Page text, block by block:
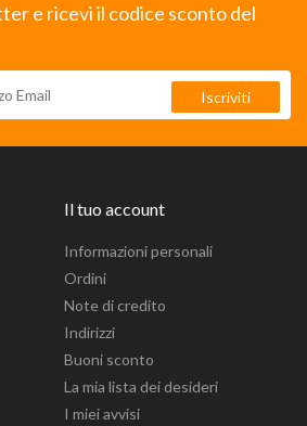
e ricevi il codice sconto del
Il tuo account
Informazioni personali
Ordini
Note di credito
Indirizzi
Buoni sconto
La mia lista dei desideri
I miei avvisi